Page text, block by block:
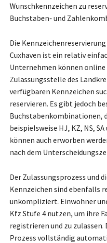
Wunschkennzeichen zu
Buchstaben- und
Die
Cuxhaven ist ein relativ
Unternehmen können online
Zulassungsstelle des
verfügbaren Kennzeichen
reservieren. Es gibt jedoch
Buchstabenkombinationen,
beispielsweise HJ, KZ, NS,
können auch erworben
nach dem
Der Zulassungsprozess und
Kennzeichen sind ebenfalls
unkompliziert. Einwohner
Kfz Stufe 4 nutzen, um ihre
registrieren und zu zulassen.
Prozess vollständig